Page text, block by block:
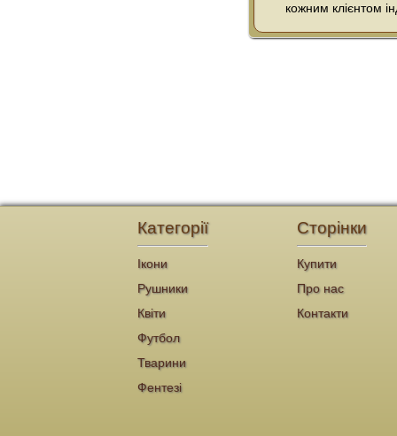
кожним клієнтом
Сторінки
Купити
Про нас
Контакти
Категорії
Ікони
Рушники
Квіти
Футбол
Тварини
Фентезі